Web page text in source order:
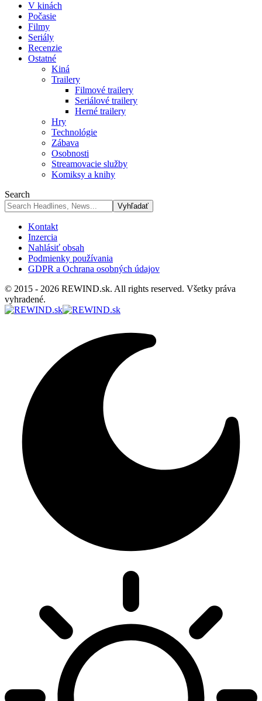
V kinách
Počasie
Filmy
Seriály
Recenzie
Ostatné
Kiná
Trailery
Filmové trailery
Seriálové trailery
Herné trailery
Hry
Technológie
Zábava
Osobnosti
Streamovacie služby
Komiksy a knihy
Search
Kontakt
Inzercia
Nahlásiť obsah
Podmienky používania
GDPR a Ochrana osobných údajov
© 2015 - 2026 REWIND.sk. All rights reserved. Všetky práva
vyhradené.